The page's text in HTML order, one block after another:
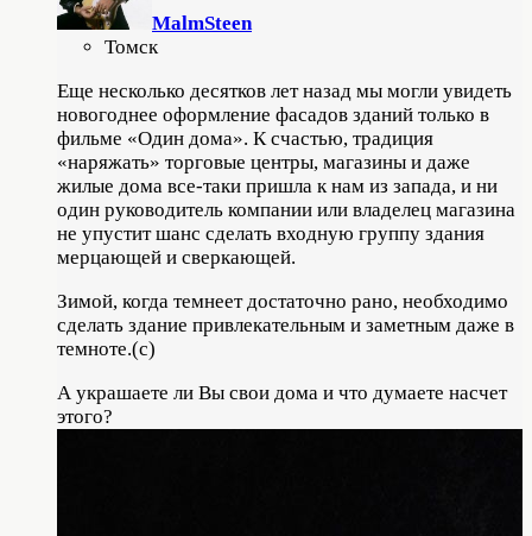
MalmSteen
Томск
Еще несколько десятков лет назад мы могли увидеть
новогоднее оформление фасадов зданий только в
фильме «Один дома». К счастью, традиция
«наряжать» торговые центры, магазины и даже
жилые дома все-таки пришла к нам из запада, и ни
один руководитель компании или владелец магазина
не упустит шанс сделать входную группу здания
мерцающей и сверкающей.
Зимой, когда темнеет достаточно рано, необходимо
сделать здание привлекательным и заметным даже в
темноте.(с)
А украшаете ли Вы свои дома и что думаете насчет
этого?